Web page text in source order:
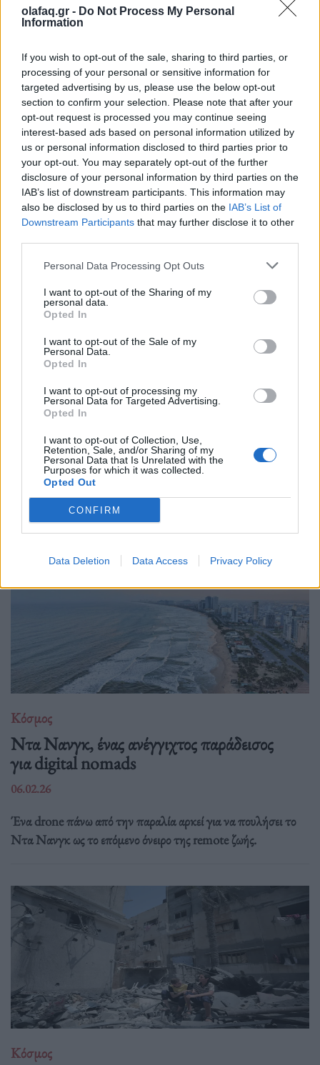
olafaq.gr - Do Not Process My Personal
Information
If you wish to opt-out of the sale, sharing to third parties, or
processing of your personal or sensitive information for
targeted advertising by us, please use the below opt-out
section to confirm your selection. Please note that after your
opt-out request is processed you may continue seeing
interest-based ads based on personal information utilized by
us or personal information disclosed to third parties prior to
your opt-out. You may separately opt-out of the further
disclosure of your personal information by third parties on the
IAB’s list of downstream participants. This information may
also be disclosed by us to third parties on the IAB’s List of
Downstream Participants that may further disclose it to other
Personal Data Processing Opt Outs
I want to opt-out of the Sharing of my
personal data.
Opted In
I want to opt-out of the Sale of my
Personal Data.
Opted In
I want to opt-out of processing my
Personal Data for Targeted Advertising.
Opted In
I want to opt-out of Collection, Use,
Retention, Sale, and/or Sharing of my
Personal Data that Is Unrelated with the
Purposes for which it was collected.
Opted Out
CONFIRM
Data Deletion Data Access Privacy Policy
Ο κόσμος στο έλεος ενός στενού: Όταν το
10.03.26
Ο Περσικός Κόλπος θυμίζει ξανά ότι η παγκόσμια οικονομία
εξακολουθεί να αναπνέει μέσα από έναν στενό θαλάσσιο
διάδρομο: τα Στενά του Ορμούζ.
Κόσμος
Τι σημαίνει η στρατηγική αβεβαιότητα
ΗΠΑ–Ρωσίας και ο ρόλος της Κίνας
06.02.26
Η «άτυπη» συμφωνία Ουάσινγκτον–Μόσχας για τα
πυρηνικά μοιάζει με διπλωματικό θέατρο: χωρίς δεσμεύσεις,
χωρίς έλεγχο, με μόνο αποτέλεσμα την ψευδαίσθηση
ασφάλειας.
Κόσμος
Ντα Νανγκ, ένας ανέγγιχτος παράδεισος
για digital nomads
06.02.26
Ένα drone πάνω από την παραλία αρκεί για να πουλήσει το
Ντα Νανγκ ως το επόμενο όνειρο της remote ζωής.
Κόσμος